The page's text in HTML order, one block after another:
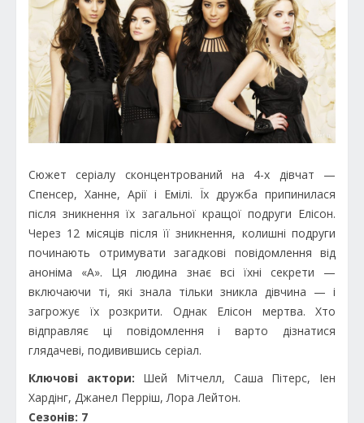
Сюжет серіалу сконцентрований на 4-х дівчат —
Спенсер, Ханне, Арії і Емілі. Їх дружба припинилася
після зникнення їх загальної кращої подруги Елісон.
Через 12 місяців після її зникнення, колишні подруги
починають отримувати загадкові повідомлення від
аноніма «A». Ця людина знає всі їхні секрети —
включаючи ті, які знала тільки зникла дівчина — і
загрожує їх розкрити. Однак Елісон мертва. Хто
відправляє ці повідомлення і варто дізнатися
глядачеві, подивившись серіал.
Ключові актори: Шей Мітчелл, Саша Пітерс, Іен
Хардінг, Джанел Перріш, Лора Лейтон.
Сезонів: 7